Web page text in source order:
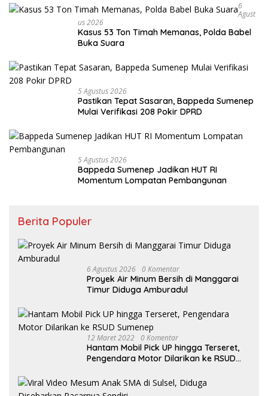
6
Agust
Us 2026
Kasus 53 Ton Timah Memanas, Polda Babel
Buka Suara
5 Agustus 2026
Pastikan Tepat Sasaran, Bappeda Sumenep
Mulai Verifikasi 208 Pokir DPRD
5 Agustus 2026
Bappeda Sumenep Jadikan HUT RI
Momentum Lompatan Pembangunan
Berita Populer
6 Agustus 2026 0 Komentar
Proyek Air Minum Bersih di Manggarai
Timur Diduga Amburadul
12 Maret 2022 0 Komentar
Hantam Mobil Pick UP hingga Terseret,
Pengendara Motor Dilarikan ke RSUD